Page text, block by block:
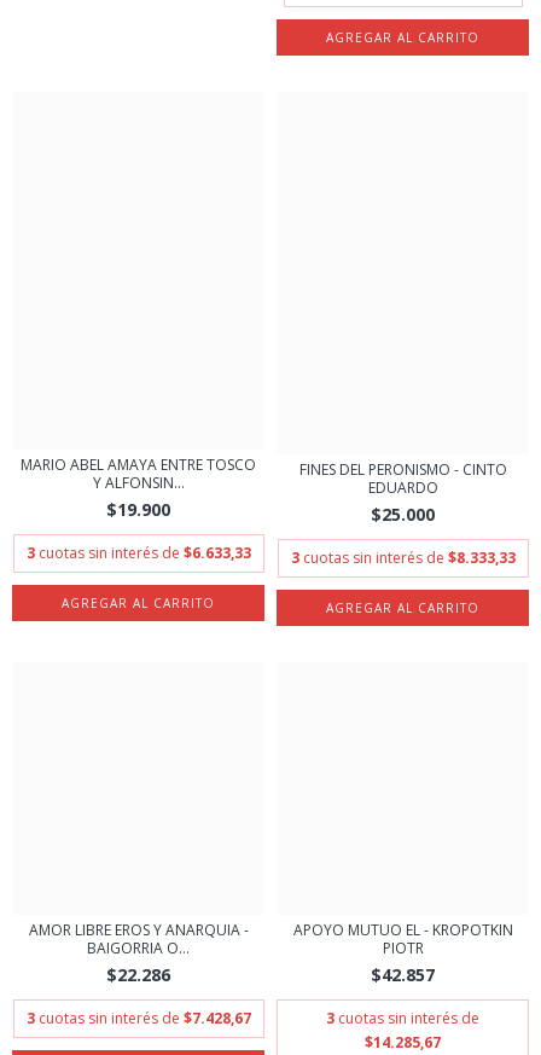
MARIO ABEL AMAYA ENTRE TOSCO
Y ALFONSIN...
$19.900
3 cuotas sin interés de $6.633,33
FINES DEL PERONISMO - CINTO
EDUARDO
$25.000
3 cuotas sin interés de $8.333,33
AMOR LIBRE EROS Y ANARQUIA -
BAIGORRIA O...
$22.286
3 cuotas sin interés de $7.428,67
APOYO MUTUO EL - KROPOTKIN
PIOTR
$42.857
3 cuotas sin interés de
$14.285,67